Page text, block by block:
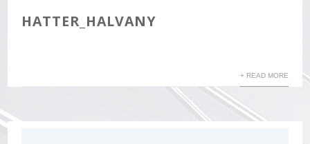
HATTER_HALVANY
+ READ MORE